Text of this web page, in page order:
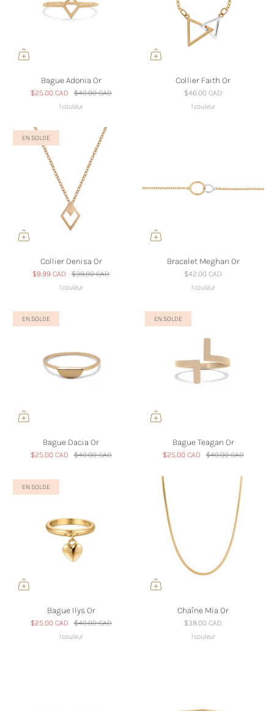
Bague Adonia Or
$25.00 CAD $40.00 CAD
1 couleur
Collier Faith Or
$46.00 CAD
1 couleur
EN SOLDE
Collier Denisa Or
$9.99 CAD $38.00 CAD
1 couleur
Bracelet Meghan Or
$42.00 CAD
1 couleur
EN SOLDE
Bague Dacia Or
$25.00 CAD $40.00 CAD
EN SOLDE
Bague Teagan Or
$25.00 CAD $40.00 CAD
EN SOLDE
Bague Ilys Or
$25.00 CAD $40.00 CAD
1 couleur
Chaîne Mia Or
$38.00 CAD
1 couleur